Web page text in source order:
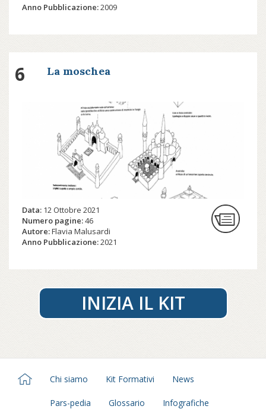
Anno Pubblicazione:2009
6 La moschea
Data: 12 Ottobre 2021
Numero pagine:46
Autore:Flavia Malusardi
Anno Pubblicazione:2021
INIZIA IL KIT
Chi siamo Kit Formativi News
Pars-pedia Glossario Infografiche